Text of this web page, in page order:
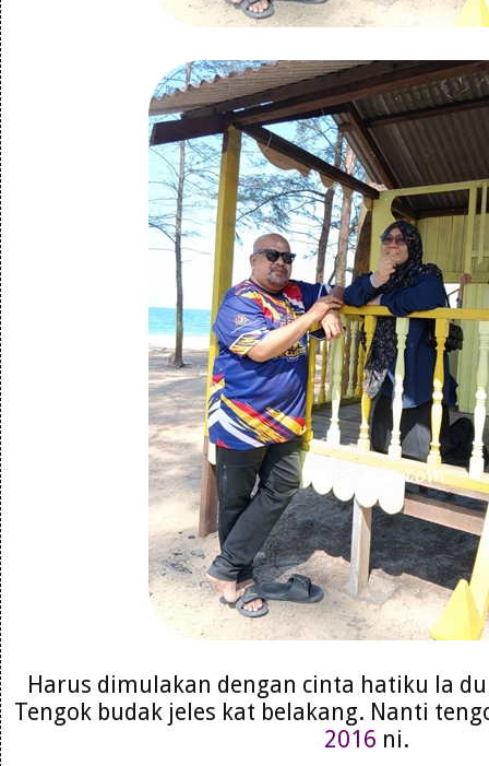
Harus dimulakan dengan cinta hatiku la
Tengok budak jeles kat belakang. Nanti
2016 ni.